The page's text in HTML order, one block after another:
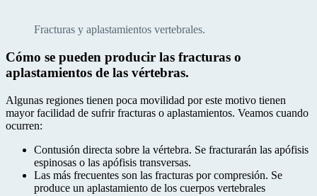
Fracturas y aplastamientos vertebrales.
Cómo se pueden producir las fracturas o
aplastamientos de las vértebras.
Algunas regiones tienen poca movilidad por este motivo tienen
mayor facilidad de sufrir fracturas o aplastamientos. Veamos cuando
ocurren:
Contusión directa sobre la vértebra. Se fracturarán las apófisis
espinosas o las apófisis transversas.
Las más frecuentes son las fracturas por compresión. Se
produce un aplastamiento de los cuerpos vertebrales